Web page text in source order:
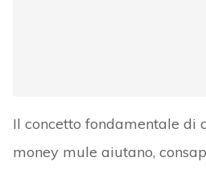
Il concetto fondamentale di
money mule aiutano,